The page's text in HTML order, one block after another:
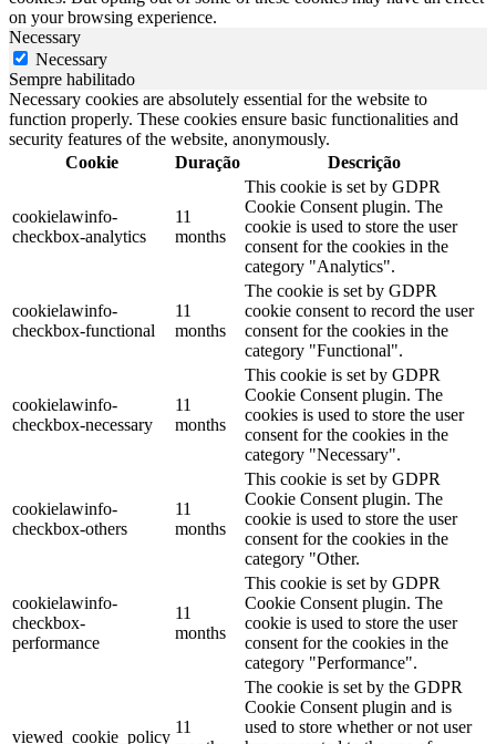
on your browsing experience.
Necessary
Necessary
Sempre habilitado
Necessary cookies are absolutely essential for the website to
function properly. These cookies ensure basic functionalities and
security features of the website, anonymously.
Cookie
Duração Descrição
cookielawinfo-
checkbox-analytics
11
months
This cookie is set by GDPR
Cookie Consent plugin. The
cookie is used to store the user
consent for the cookies in the
category "Analytics".
cookielawinfo-
checkbox-functional
11
months
The cookie is set by GDPR
cookie consent to record the user
consent for the cookies in the
category "Functional".
cookielawinfo-
checkbox-necessary
11
months
This cookie is set by GDPR
Cookie Consent plugin. The
cookies is used to store the user
consent for the cookies in the
category "Necessary".
cookielawinfo-
checkbox-others
11
months
This cookie is set by GDPR
Cookie Consent plugin. The
cookie is used to store the user
consent for the cookies in the
category "Other.
cookielawinfo-
checkbox-
performance
11
months
This cookie is set by GDPR
Cookie Consent plugin. The
cookie is used to store the user
consent for the cookies in the
category "Performance".
viewed_cookie_policy
11
The cookie is set by the GDPR
Cookie Consent plugin and is
used to store whether or not user